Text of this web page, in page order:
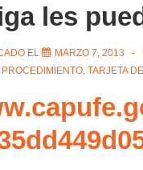
les
EL MARZO 7, 2013
PROCEDIMIENTO, TARJETA